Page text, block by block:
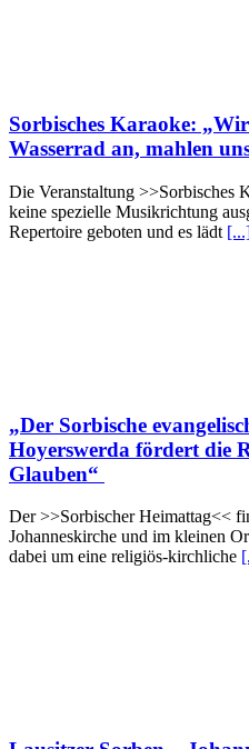
Sorbisches Karaoke:
Wasserrad an, mahlen
Die Veranstaltung >>Sorbisches
keine spezielle Musikrichtung
Repertoire geboten und es lädt
„Der Sorbische
Hoyerswerda fördert die
Glauben“
Der >>Sorbischer Heimattag<<
Johanneskirche und im kleinen
dabei um eine religiös-kirchliche